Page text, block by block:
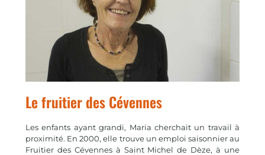
Le fruitier des Cévennes
Les enfants ayant grandi, Maria cherchait un travail à
proximité. En 2000, elle trouve un emploi saisonnier au
Fruitier des Cévennes à Saint Michel de Dèze, à une